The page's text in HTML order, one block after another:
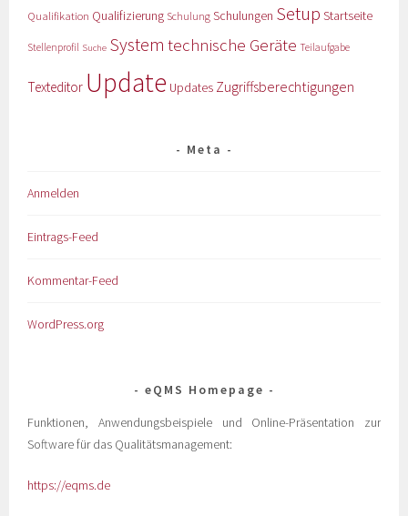
Qualifikation Qualifizierung Schulung Schulungen Setup Startseite
Stellenprofil Suche System technische Geräte Teilaufgabe
Texteditor Update Updates Zugriffsberechtigungen
Meta
Anmelden
Eintrags-Feed
Kommentar-Feed
WordPress.org
eQMS Homepage
Funktionen, Anwendungsbeispiele und Online-Präsentation zur
Software für das Qualitätsmanagement:
https://eqms.de